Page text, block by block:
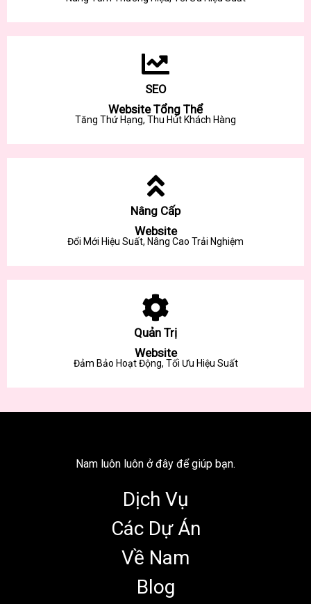
SEO
Website Tổng Thể
Tăng Thứ Hạng, Thu Hút Khách Hàng
Nâng Cấp
Website
Đổi Mới Hiệu Suất, Nâng Cao Trải Nghiệm
Quản Trị
Website
Đảm Bảo Hoạt Động, Tối Ưu Hiệu Suất
Nam luôn luôn ở đây để giúp bạn.
Dịch Vụ
Các Dự Án
Về Nam
Blog